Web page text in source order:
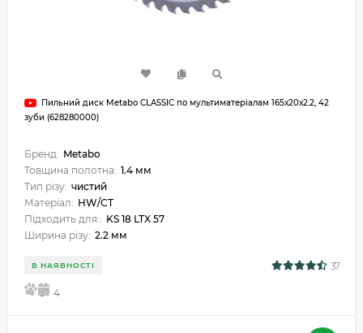
Пильний диск Metabo CLASSIC по мультиматеріалам 165х20х2.2, 42
зуби (628280000)
Бренд: Metabo
Товщина полотна: 1.4 мм
Тип різу: чистий
Матеріал: HW/CT
Підходить для:: KS 18 LTX 57
Ширина різу: 2.2 мм
В НАЯВНОСТІ 37
5 4